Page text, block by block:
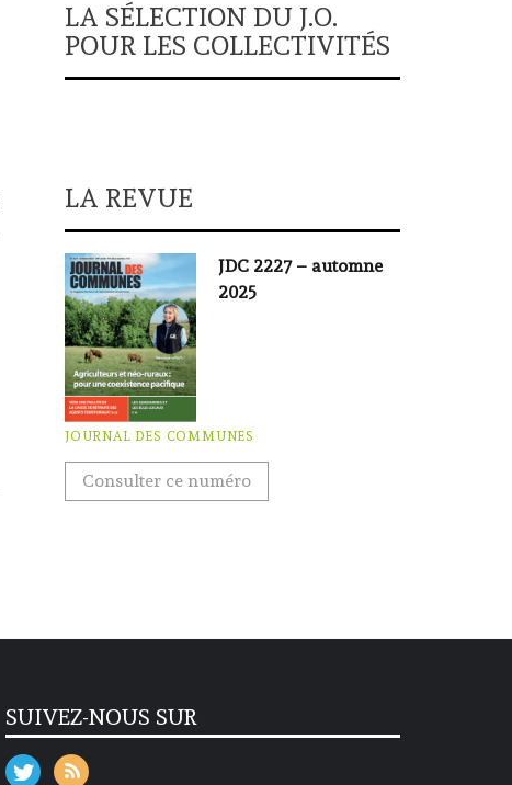
LA SÉLECTION DU J.O.
POUR LES COLLECTIVITÉS
LA REVUE
JDC 2227 – automne
2025
JOURNAL DES COMMUNES
Consulter ce numéro
SUIVEZ-NOUS SUR